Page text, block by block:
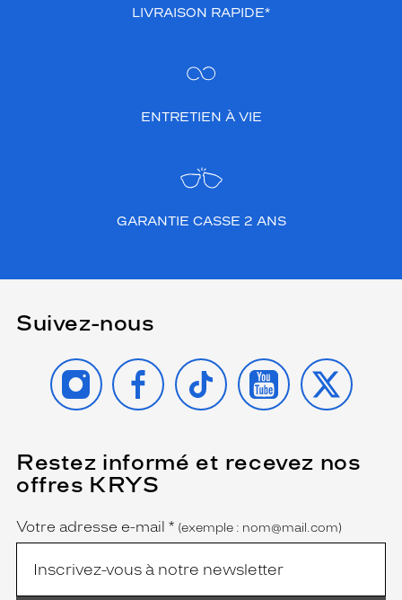
LIVRAISON RAPIDE*
ENTRETIEN À VIE
GARANTIE CASSE 2 ANS
Suivez-nous
INSTAGRAMFACEBOOK
TIKTOK YOUTUBE
X
Restez informé et recevez nos
offres KRYS
Name
Votre adresse e-mail *
(Ce
champ
est
obligatoire)
(exemple : nom@mail.com)